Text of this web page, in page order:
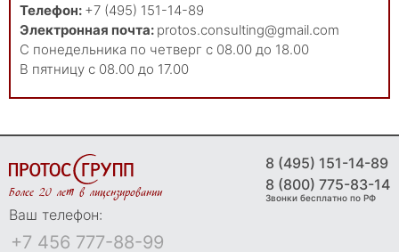
Телефон: +7 (495) 151-14-89
Электронная почта: protos.consulting@gmail.com
С понедельника по четверг с 08.00 до 18.00
В пятницу с 08.00 до 17.00
Более 20 лет в лицензировании
8 (495) 151-14-89
8 (800) 775-83-14
Звонки бесплатно по РФ
Ваш телефон: